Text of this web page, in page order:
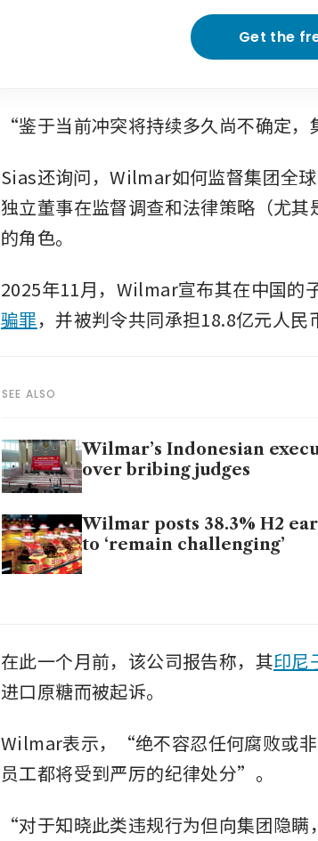
Get the
“鉴于当前冲突将持续多久尚不确定
Sias还询问，Wilmar如何监督集团全
独立董事在监督调查和法律策略（尤
的角色。
2025年11月，Wilmar宣布其在中国的
骗罪，并被判令共同承担18.8亿元人民
SEE ALSO
Wilmar’s Indonesian
over bribing judges
Wilmar posts 38.3% H2
to ‘remain challenging’
在此一个月前，该公司报告称，其印尼
进口原糖而被起诉。
Wilmar表示，“绝不容忍任何腐败或
员工都将受到严厉的纪律处分”。
“对于知晓此类违规行为但向集团隐